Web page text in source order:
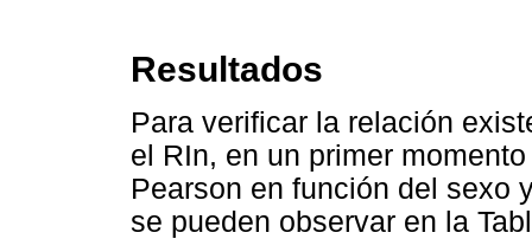
Resultados
Para verificar la relación
el RIn, en un primer
Pearson en función del sexo
se pueden observar en la